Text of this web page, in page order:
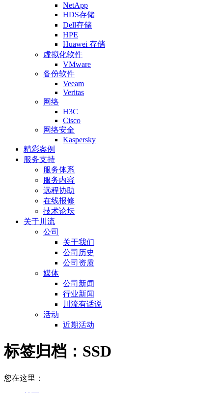
NetApp
HDS存储
Dell存储
HPE
Huawei 存储
虚拟化软件
VMware
备份软件
Veeam
Veritas
网络
H3C
Cisco
网络安全
Kaspersky
精彩案例
服务支持
服务体系
服务内容
远程协助
在线报修
技术论坛
关于川流
公司
关于我们
公司历史
公司资质
媒体
公司新闻
行业新闻
川流有话说
活动
近期活动
标签归档： SSD
您在这里：